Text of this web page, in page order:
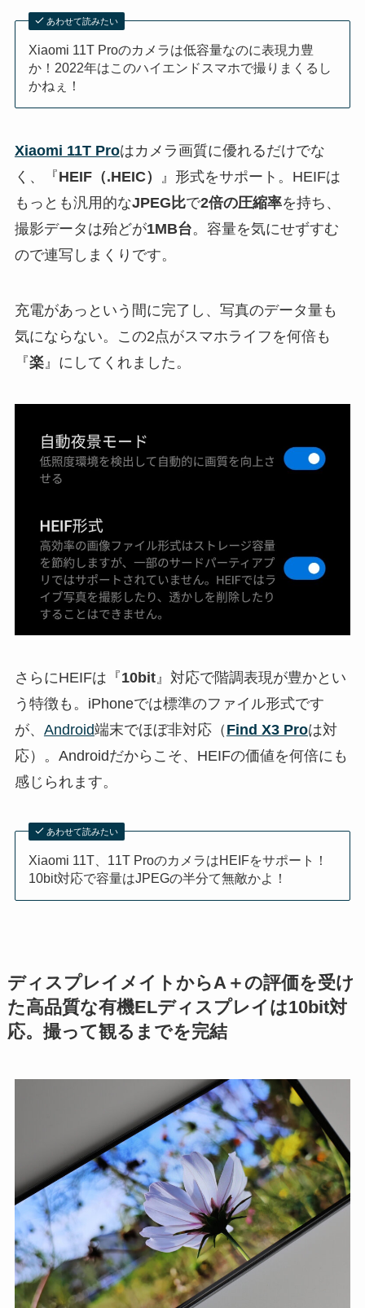
あわせて読みたい
Xiaomi 11T Proのカメラは低容量なのに表現力豊
か！2022年はこのハイエンドスマホで撮りまくるし
かねぇ！
Xiaomi 11T Proはカメラ画質に優れるだけでな
く、『HEIF（.HEIC）
』形式をサポート。HEIFは
もっとも汎用的なJPEG比で2倍の圧縮率を持ち、
撮影データは殆どが1MB台。容量を気にせずすむ
ので連写しまくりです。
充電があっという間に完了し、写真のデータ量も
気にならない。この2点がスマホライフを何倍も
『楽』にしてくれました。
さらにHEIFは『10bit』対応で階調表現が豊かとい
う特徴も。iPhoneでは標準のファイル形式です
が、 Android端末でほぼ非対応（ Find X3 Proは対
応）。Androidだからこそ、HEIFの価値を何倍にも
感じられます。
あわせて読みたい
Xiaomi 11T、11T ProのカメラはHEIFをサポート！
10bit対応で容量はJPEGの半分て無敵かよ！
ディスプレイメイトからA＋の評価を受け
た高品質な有機ELディスプレイは10bit対
応。撮って観るまでを完結